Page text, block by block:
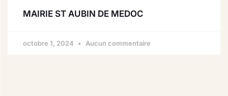
MAIRIE ST AUBIN DE MEDOC
octobre 1, 2024 Aucun commentaire